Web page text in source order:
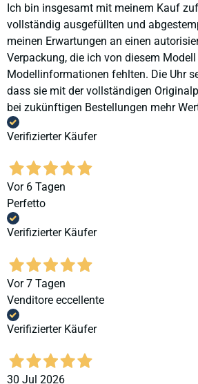
Ich bin insgesamt mit meinem Kauf
vollständig ausgefüllten und
meinen Erwartungen an einen
Verpackung, die ich von diesem
Modellinformationen fehlten. Die Uhr
dass sie mit der vollständigen
bei zukünftigen Bestellungen mehr
Verifizierter Käufer
Vor 6 Tagen
Perfetto
Verifizierter Käufer
Vor 7 Tagen
Venditore eccellente
Verifizierter Käufer
30 Jul 2026